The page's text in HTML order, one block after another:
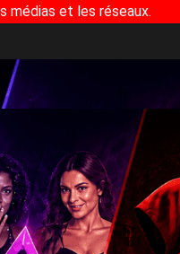
médias et les réseaux.